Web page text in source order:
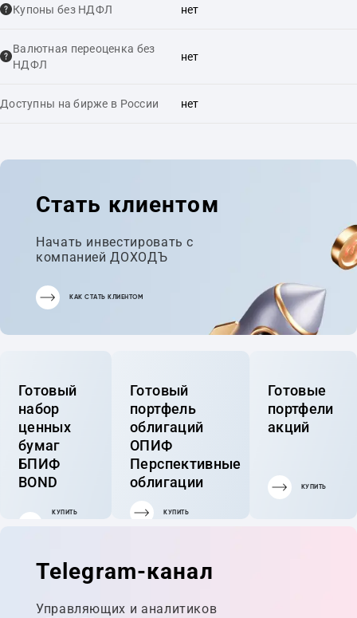
Купоны без НДФЛ нет
Валютная переоценка без
НДФЛ
нет
Доступны на бирже в России нет
Стать клиентом
Начать инвестировать с
компанией ДОХОДЪ
КАК СТАТЬ КЛИЕНТОМ
Готовый
набор
ценных
бумаг
БПИФ
BOND
КУПИТЬ
Готовый
портфель
облигаций
ОПИФ
Перспективные
облигации
КУПИТЬ
Готовые
портфели
акций
КУПИТЬ
Telegram-канал
Управляющих и аналитиков